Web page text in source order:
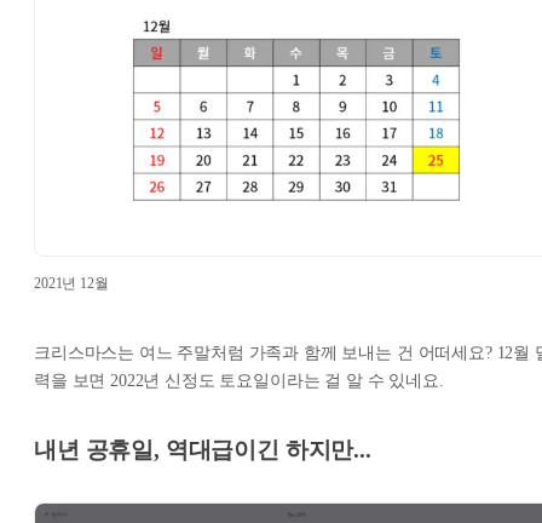
2021년 12월
크리스마스는 여느 주말처럼 가족과 함께 보내는 건 어떠세요? 12월
력을 보면 2022년 신정도 토요일이라는 걸 알 수 있네요.
내년 공휴일, 역대급이긴 하지만...